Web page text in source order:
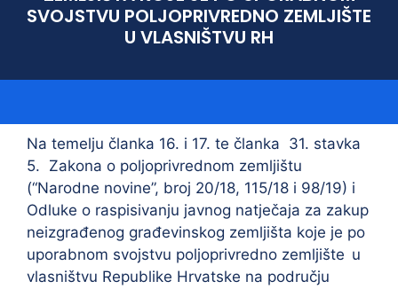
SVOJSTVU POLJOPRIVREDNO ZEMLJIŠTE
U VLASNIŠTVU RH
Na temelju članka 16. i 17. te članka 31. stavka
5. Zakona o poljoprivrednom zemljištu
(“Narodne novine”, broj 20/18, 115/18 i 98/19) i
Odluke o raspisivanju javnog natječaja za zakup
neizgrađenog građevinskog zemljišta koje je po
uporabnom svojstvu poljoprivredno zemljište u
vlasništvu Republike Hrvatske na području